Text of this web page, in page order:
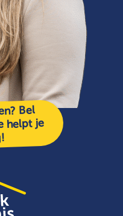
Bel
helpt je